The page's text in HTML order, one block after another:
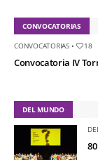
CONVOCATORIAS
CONVOCATORIAS• 18
Convocatoria IV
DEL MUNDO